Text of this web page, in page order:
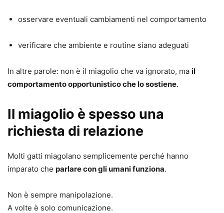
osservare eventuali cambiamenti nel comportamento
verificare che ambiente e routine siano adeguati
In altre parole: non è il miagolio che va ignorato, ma il
comportamento opportunistico che lo sostiene.
Il miagolio è spesso una
richiesta di relazione
Molti gatti miagolano semplicemente perché hanno
imparato che parlare con gli umani funziona.
Non è sempre manipolazione.
A volte è solo comunicazione.